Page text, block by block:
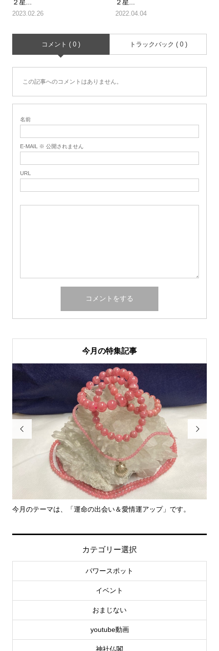
２星...
2023.02.26
２星...
2022.04.04
コメント ( 0 ) トラックバック ( 0 )
この記事へのコメントはありません。
名前
E-MAIL ※ 公開されません
URL
今月の特集記事

今月のテーマは、「運命の出会い＆愛情運アップ」です。

カテゴリー選択
パワースポット
イベント
おまじない
youtube動画
神社仏閣